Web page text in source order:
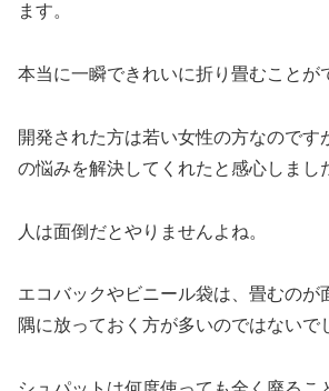
ます。
本当に一瞬できれいに折り畳むことが
開発された方は若い女性の方なのです
の悩みを解決してくれたと感心しまし
人は面倒だとやりませんよね。
エコバックやビニール袋は、畳むのが
隅に放っておく方が多いのではないで